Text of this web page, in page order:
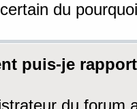
certain du
puis-je